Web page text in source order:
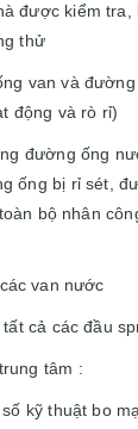
được kiểm
thử
van và
động và rò rỉ)
đường ống
ống bị rỉ sét,
bộ nhân
van nước
cả các đầu
tâm :
kỹ thuật bo